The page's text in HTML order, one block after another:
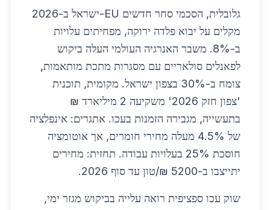
גלובלית, הסכמי סחר חדשים EU-ישראל ב-2026
מקלים על יבוא פלדה ירוקה, מפחיתים עלויות
ב-8%. משבר האנרגיה העולמי העלה ביקוש
לפאנלים סולאריים עם מסגרות מתכת מותאמות,
צומח ב-30% בצפון ישראל. מקומית, תוכנית
'צפון חזק 2026' משקיעה 2 מיליארד ₪
בתעשייה, מגבירה הזמנות בעכו. אתגרים: אינפלציה
של 4.5% מעלה מחירי חומרים, אך אוטומציה
חוסכת 25% בעלויות עבודה. תחזית: מחירים
יתייצבו ב-5200 ₪/טון עד סוף 2026.
שוק עכו ספציפית רואה עלייה בביקוש מגזר ימי,